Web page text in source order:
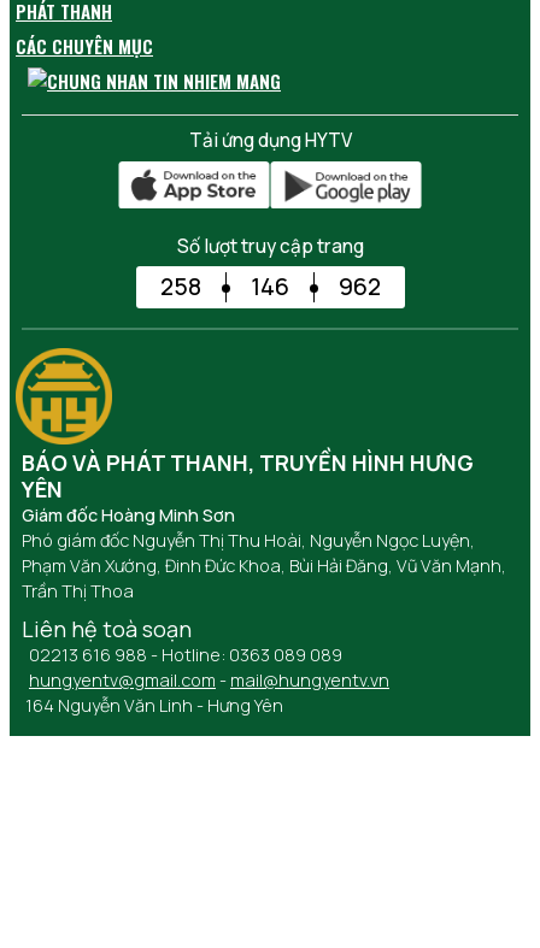
PHÁT THANH
CÁC CHUYÊN MỤC
Tải ứng dụng HYTV
Số lượt truy cập trang
258 146 962
BÁO VÀ PHÁT THANH, TRUYỀN HÌNH HƯNG
YÊN
Giám đốc Hoàng Minh Sơn
Phó giám đốc Nguyễn Thị Thu Hoài, Nguyễn Ngọc Luyện,
Phạm Văn Xướng, Đinh Đức Khoa, Bùi Hải Đăng, Vũ Văn Mạnh,
Trần Thị Thoa
Liên hệ toà soạn
02213 616 988 - Hotline: 0363 089 089
hungyentv@gmail.com - mail@hungyentv.vn
164 Nguyễn Văn Linh - Hưng Yên